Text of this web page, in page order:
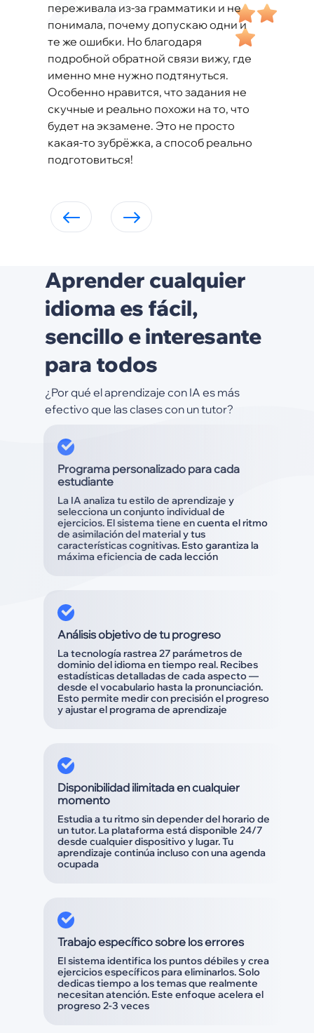
переживала из-за грамматики и не
понимала, почему допускаю одни и
те же ошибки. Но благодаря
подробной обратной связи вижу, где
именно мне нужно подтянуться.
Особенно нравится, что задания не
скучные и реально похожи на то, что
будет на экзамене. Это не просто
какая-то зубрёжка, а способ реально
подготовиться!
Aprender cualquier
idioma es fácil,
sencillo e interesante
para todos
¿Por qué el aprendizaje con IA es más
efectivo que las clases con un tutor?
Programa personalizado para cada
estudiante
La IA analiza tu estilo de aprendizaje y
selecciona un conjunto individual de
ejercicios. El sistema tiene en cuenta el ritmo
de asimilación del material y tus
características cognitivas. Esto garantiza la
máxima eficiencia de cada lección
Análisis objetivo de tu progreso
La tecnología rastrea 27 parámetros de
dominio del idioma en tiempo real. Recibes
estadísticas detalladas de cada aspecto —
desde el vocabulario hasta la pronunciación.
Esto permite medir con precisión el progreso
y ajustar el programa de aprendizaje
Disponibilidad ilimitada en cualquier
momento
Estudia a tu ritmo sin depender del horario de
un tutor. La plataforma está disponible 24/7
desde cualquier dispositivo y lugar. Tu
aprendizaje continúa incluso con una agenda
ocupada
Trabajo específico sobre los errores
El sistema identifica los puntos débiles y crea
ejercicios específicos para eliminarlos. Solo
dedicas tiempo a los temas que realmente
necesitan atención. Este enfoque acelera el
progreso 2-3 veces